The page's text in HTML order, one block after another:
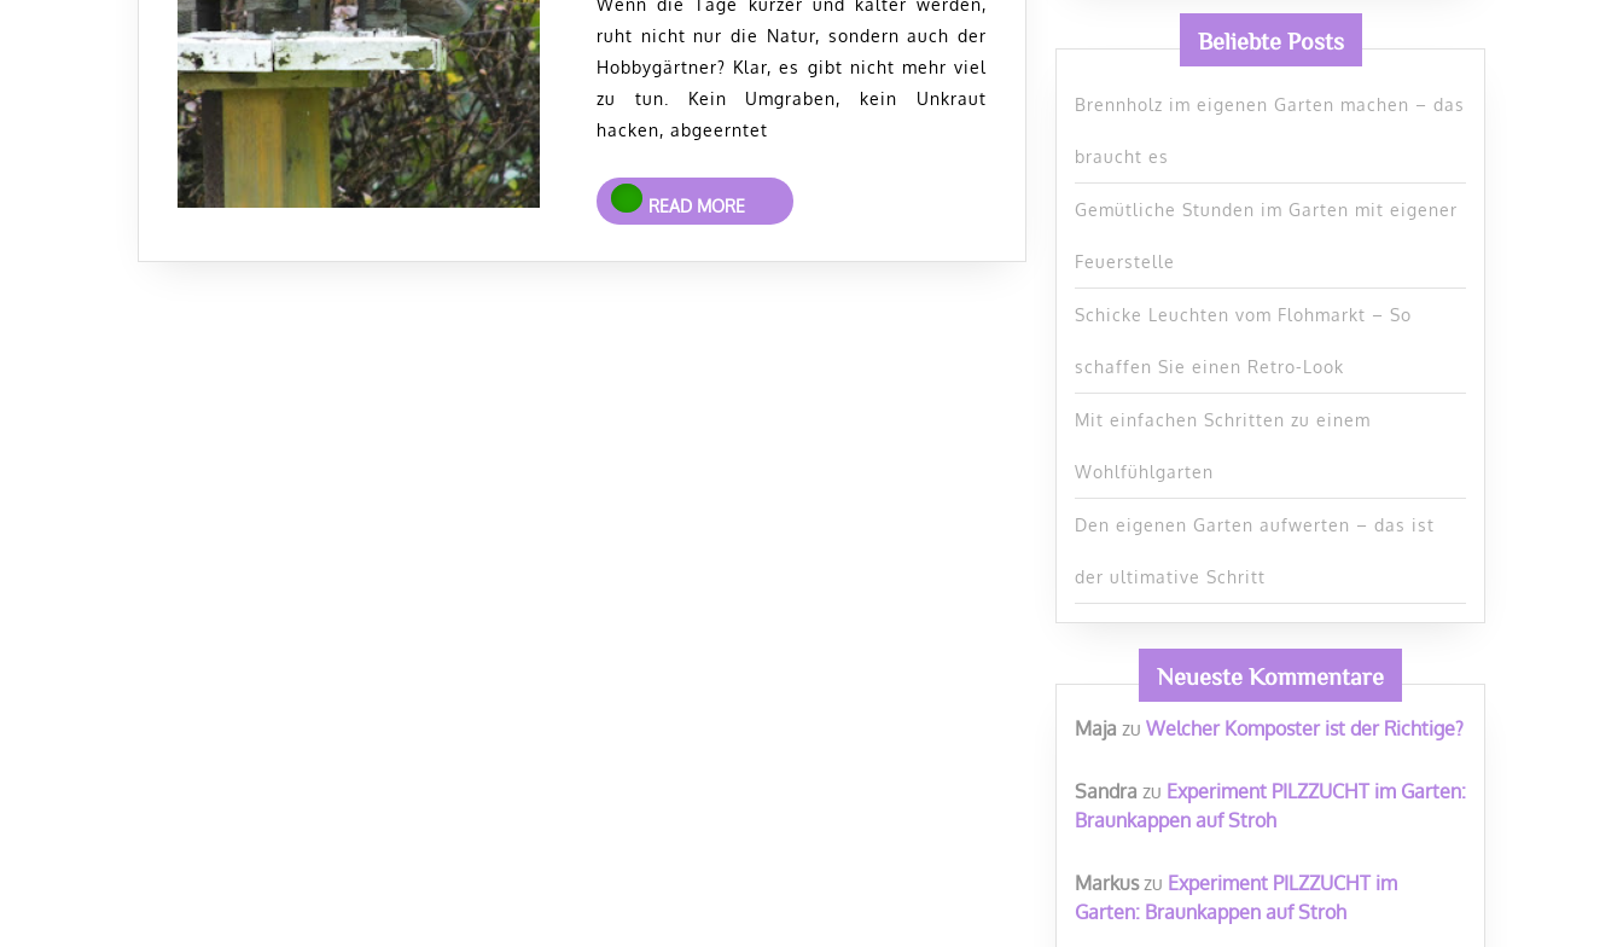
Futterstellen
Wenn die Tage kürzer und kälter werden,
ruht nicht nur die Natur, sondern auch der
Hobbygärtner? Klar, es gibt nicht mehr viel
zu tun. Kein Umgraben, kein Unkraut
hacken, abgeerntet
READ MORE
READ
MORE
Beliebte Posts
Brennholz im eigenen Garten machen – das
braucht es
Gemütliche Stunden im Garten mit eigener
Feuerstelle
Schicke Leuchten vom Flohmarkt – So
schaffen Sie einen Retro-Look
Mit einfachen Schritten zu einem
Wohlfühlgarten
Den eigenen Garten aufwerten – das ist
der ultimative Schritt
Neueste Kommentare
Maja zu Welcher Komposter ist der Richtige?
Sandra zu Experiment PILZZUCHT im Garten:
Braunkappen auf Stroh
Markuszu Experiment PILZZUCHT im
Garten: Braunkappen auf Stroh